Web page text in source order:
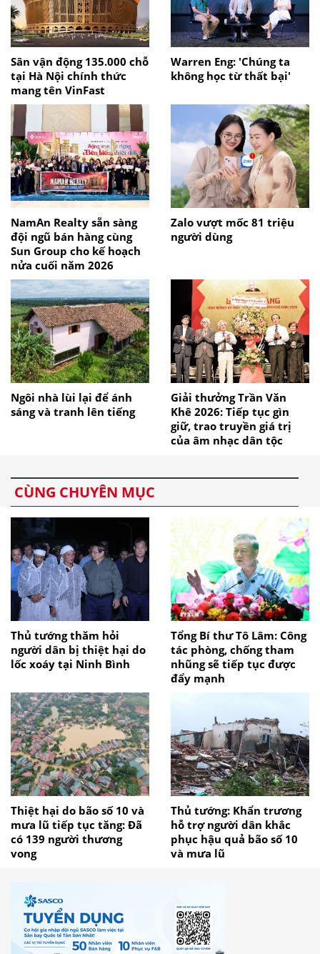
Sân vận động 135.000 chỗ
tại Hà Nội chính thức
mang tên VinFast
Warren Eng: 'Chúng ta
không học từ thất bại'
NamAn Realty sẵn sàng
đội ngũ bán hàng cùng
Sun Group cho kế hoạch
nửa cuối năm 2026
Zalo vượt mốc 81 triệu
người dùng
Ngôi nhà lùi lại để ánh
sáng và tranh lên tiếng
Giải thưởng Trần Văn
Khê 2026: Tiếp tục gìn
giữ, trao truyền giá trị
của âm nhạc dân tộc
CÙNG CHUYÊN MỤC
Thủ tướng thăm hỏi
người dân bị thiệt hại do
lốc xoáy tại Ninh Bình
Tổng Bí thư Tô Lâm: Công
tác phòng, chống tham
nhũng sẽ tiếp tục được
đẩy mạnh
Thiệt hại do bão số 10 và
mưa lũ tiếp tục tăng: Đã
có 139 người thương
vong
Thủ tướng: Khẩn trương
hỗ trợ người dân khắc
phục hậu quả bão số 10
và mưa lũ